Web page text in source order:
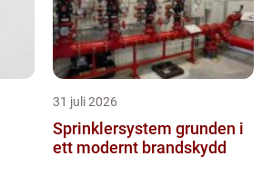
31 juli 2026
Sprinklersystem grunden i
ett modernt brandskydd